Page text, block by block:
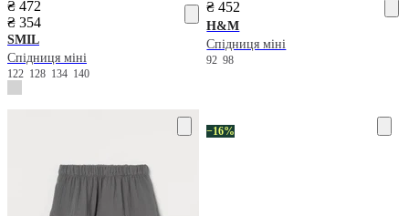
₴ 472
₴ 354
SMIL
Спідниця міні
122 128 134 140
₴ 452
H&M
Спідниця міні
9298
−16%